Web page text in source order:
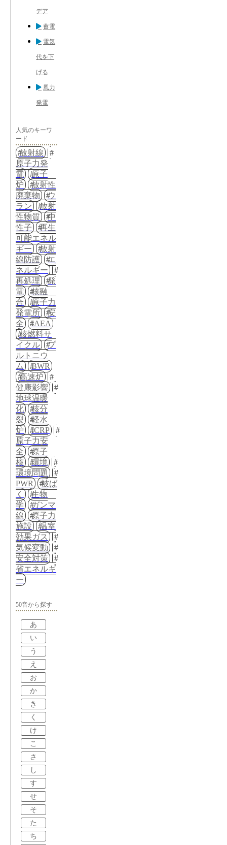
デア
蓄電
電気
代を下
げる
風力
発電
人気のキーワ
ード
放射線
原子力発
電
原子
炉
放射性
廃棄物
ウ
ラン
放射
性物質
中
性子
再生
可能エネル
ギー
放射
線防護
エ
ネルギー
再処理
発
電
核融
合
原子力
発電所
安
全
IAEA
核燃料サ
イクル
プ
ルトニウ
ム
BWR
高速炉
健康影響
地球温暖
化
核分
裂
軽水
炉
ICRP
原子力安
全
原子
核
環境
環境問題
PWR
被ば
く
生物
学
ガンマ
線
原子力
施設
温室
効果ガス
気候変動
安全対策
省エネルギ
ー
50音から探す
あ
い
う
え
お
か
き
く
け
こ
さ
し
す
せ
そ
た
ち